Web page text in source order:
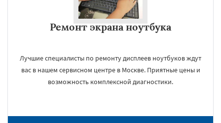
Ремонт экрана ноутбука
Лучшие специалисты по ремонту дисплеев ноутбуков ждут
вас в нашем сервисном центре в Москве. Приятные цены и
возможность комплексной диагностики.